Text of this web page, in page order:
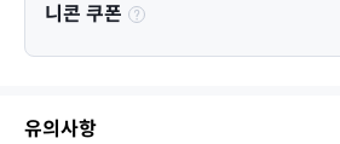
니콘 쿠폰
유의사항